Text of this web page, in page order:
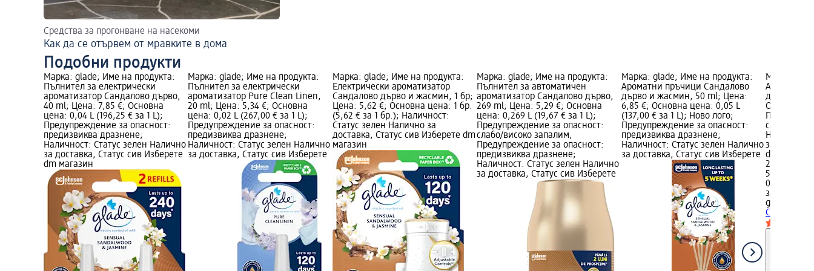
Средства за прогонване на насекоми
Как да се отървем от мравките в дома
Подобни продукти
Марка: glade; Име на продукта:
Пълнител за електрически
ароматизатор Сандалово дърво,
40 ml; Цена: 7,85 €; Основна
цена: 0,04 L (196,25 € за 1 L);
Предупреждение за опасност:
предизвиква дразнене;
Наличност: Статус зелен Налично
за доставка, Статус сив Изберете
dm магазин
Марка: glade; Име на продукта:
Пълнител за електрически
ароматизатор Pure Clean Linen,
20 ml; Цена: 5,34 €; Основна
цена: 0,02 L (267,00 € за 1 L);
Предупреждение за опасност:
предизвиква дразнене;
Наличност: Статус зелен Налично
за доставка, Статус сив Изберете
Марка: glade; Име на продукта:
Електрически ароматизатор
Сандалово дърво и жасмин, 1 бр;
Цена: 5,62 €; Основна цена: 1 бр.
(5,62 € за 1 бр.); Наличност:
Статус зелен Налично за
доставка, Статус сив Изберете dm
магазин
Марка: glade; Име на продукта:
Пълнител за автоматичен
ароматизатор Сандалово дърво,
269 ml; Цена: 5,29 €; Основна
цена: 0,269 L (19,67 € за 1 L);
Предупреждение за опасност:
слабо/високо запалим,
Предупреждение за опасност:
предизвиква дразнене;
Наличност: Статус зелен Налично
за доставка, Статус сив Изберете
Марка: glade; Име на продукта:
Ароматни пръчици Сандалово
дърво и жасмин, 50 ml; Цена:
6,85 €; Основна цена: 0,05 L
(137,00 € за 1 L); Ново лого;
Предупреждение за опасност:
предизвиква дразнене;
Наличност: Статус зелен Налично
за доставка, Статус сив Изберете
Марка:
дърво,
Основна
слабо/
за
dm
2,94 €
5,75 лв.
0,3 L (9,80
за 1 L)
glade
Сандалово